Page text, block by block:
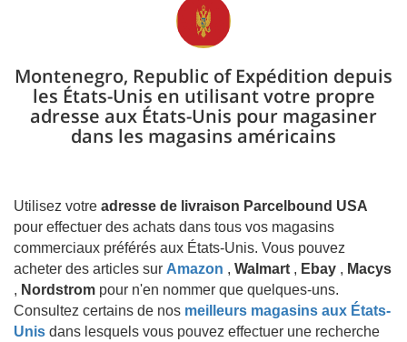
Montenegro, Republic of Expédition depuis
les États-Unis en utilisant votre propre
adresse aux États-Unis pour magasiner
dans les magasins américains
Utilisez votre adresse de livraison Parcelbound USA
pour effectuer des achats dans tous vos magasins
commerciaux préférés aux États-Unis. Vous pouvez
acheter des articles sur Amazon , Walmart , Ebay , Macys
, Nordstrom pour n'en nommer que quelques-uns.
Consultez certains de nos meilleurs magasins aux États-
Unis dans lesquels vous pouvez effectuer une recherche